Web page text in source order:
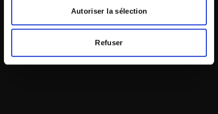
Autoriser la sélection
Refuser